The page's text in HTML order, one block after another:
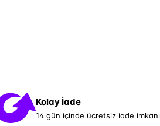
Kolay İade
14 gün içinde ücretsiz iade imkanı